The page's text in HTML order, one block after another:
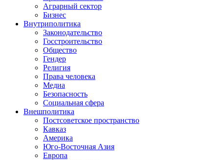
Аграрный сектор
Бизнес
Внутриполитика
Законодательство
Госстроительство
Общество
Гендер
Религия
Права человека
Медиа
Безопасность
Социальная сфера
Внешполитика
Постсоветское пространство
Кавказ
Америка
Юго-Восточная Азия
Европа